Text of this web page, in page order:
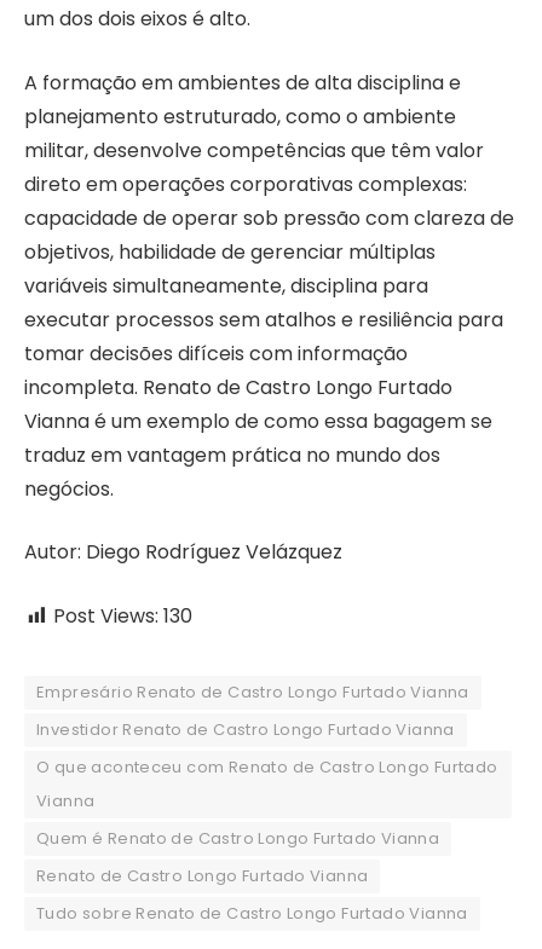
um dos dois eixos é alto.
A formação em ambientes de alta disciplina e
planejamento estruturado, como o ambiente
militar, desenvolve competências que têm valor
direto em operações corporativas complexas:
capacidade de operar sob pressão com clareza de
objetivos, habilidade de gerenciar múltiplas
variáveis simultaneamente, disciplina para
executar processos sem atalhos e resiliência para
tomar decisões difíceis com informação
incompleta. Renato de Castro Longo Furtado
Vianna é um exemplo de como essa bagagem se
traduz em vantagem prática no mundo dos
negócios.
Autor: Diego Rodríguez Velázquez
Post Views: 130
Empresário Renato de Castro Longo Furtado Vianna
Investidor Renato de Castro Longo Furtado Vianna
O que aconteceu com Renato de Castro Longo Furtado
Vianna
Quem é Renato de Castro Longo Furtado Vianna
Renato de Castro Longo Furtado Vianna
Tudo sobre Renato de Castro Longo Furtado Vianna